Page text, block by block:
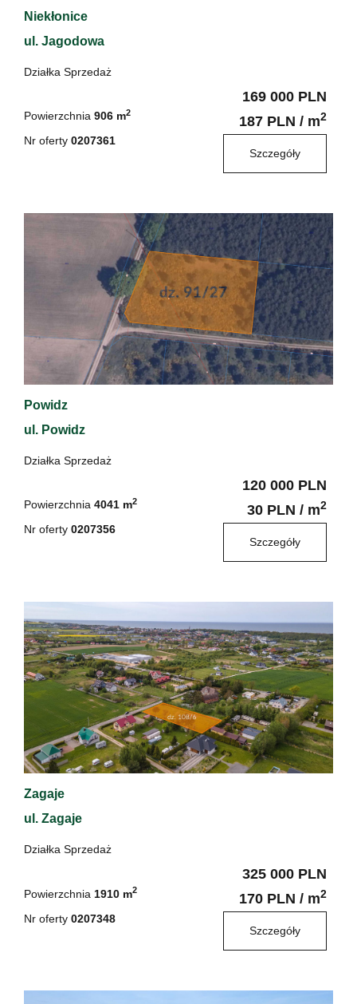
Niekłonice
ul. Jagodowa
Działka Sprzedaż
Powierzchnia 906 m2
Nr oferty 0207361
169 000 PLN
187 PLN / m2
Szczegóły
Powidz
ul. Powidz
Działka Sprzedaż
Powierzchnia 4041 m2
Nr oferty 0207356
120 000 PLN
30 PLN / m2
Szczegóły
Zagaje
ul. Zagaje
Działka Sprzedaż
Powierzchnia 1910 m2
Nr oferty 0207348
325 000 PLN
170 PLN / m2
Szczegóły